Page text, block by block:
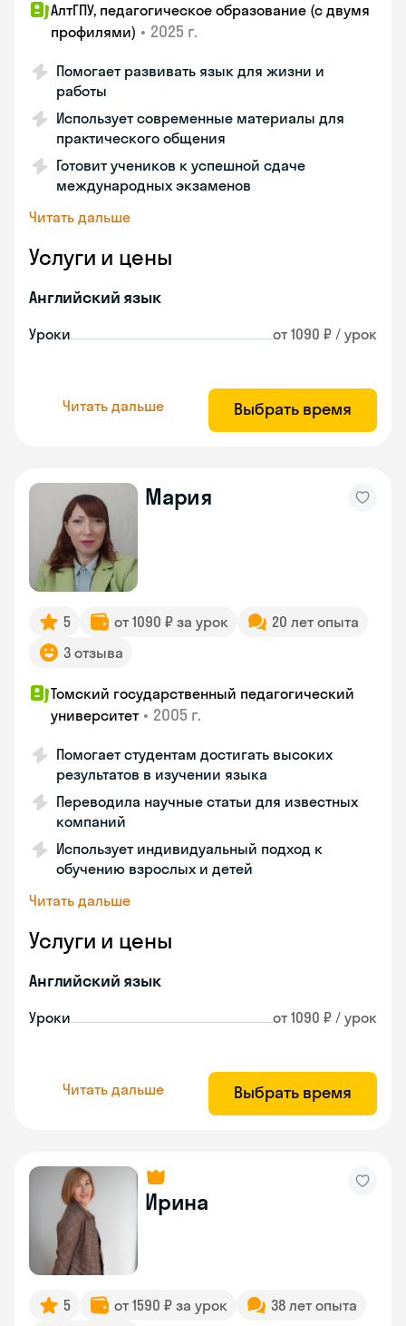
АлтГПУ, педагогическое образование (с двумя
профилями) • 2025 г.
Помогает развивать язык для жизни и
работы
Использует современные материалы для
практического общения
Готовит учеников к успешной сдаче
международных экзаменов
Читать дальше
Услуги и цены
Английский язык
Уроки от 1090 ₽ / урок
Читать дальше Выбрать время
Мария
5 от 1090 ₽ за урок
20 лет опыта
3 отзыва
Томский государственный педагогический
университет • 2005 г.
Помогает студентам достигать высоких
результатов в изучении языка
Переводила научные статьи для известных
компаний
Использует индивидуальный подход к
обучению взрослых и детей
Читать дальше
Услуги и цены
Английский язык
Уроки от 1090 ₽ / урок
Читать дальше Выбрать время
Ирина
5 от 1590 ₽ за урок
38 лет опыта